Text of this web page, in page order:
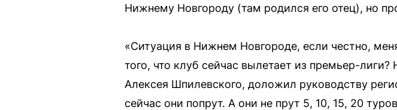
Нижнему Новгороду (там родился его отец), но
«Ситуация в Нижнем Новгороде, если честно,
того, что клуб сейчас вылетает из премьер-
Алексея Шпилевского, доложил руководству
сейчас они попрут. А они не прут 5, 10, 15, 20